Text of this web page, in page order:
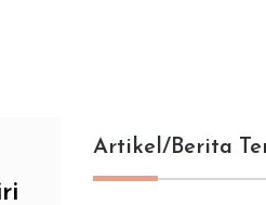
Artikel/Berita